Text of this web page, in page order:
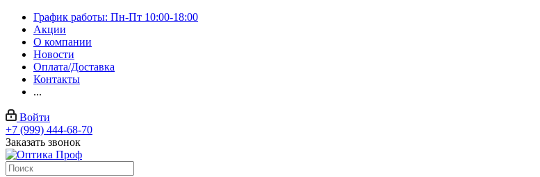
График работы: Пн-Пт 10:00-18:00
Акции
О компании
Новости
Оплата/Доставка
Контакты
...
Войти
+7 (999) 444-68-70
Заказать звонок